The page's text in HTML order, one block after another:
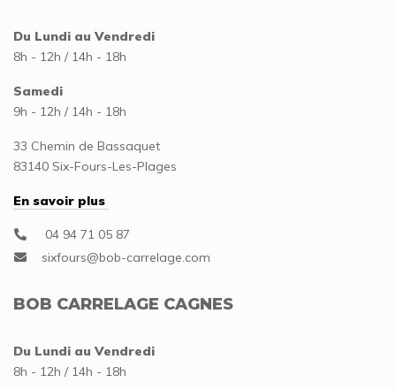
Du Lundi au Vendredi
8h - 12h / 14h - 18h
Samedi
9h - 12h / 14h - 18h
33 Chemin de Bassaquet
83140 Six-Fours-Les-Plages
En savoir plus
04 94 71 05 87
BOB CARRELAGE CAGNES
Du Lundi au Vendredi
8h - 12h / 14h - 18h